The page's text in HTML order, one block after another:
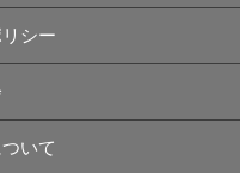
シー
いて